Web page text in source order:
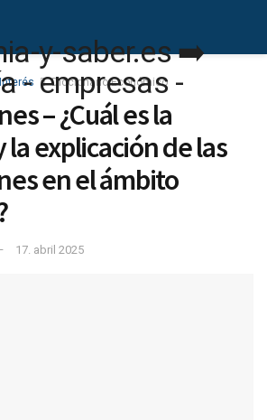
Diccionario Económico
– ¿Cuál es la
explicación de las
en el ámbito
17. abril 2025